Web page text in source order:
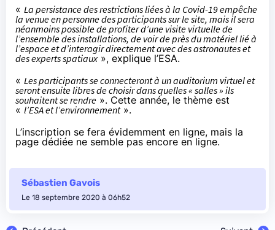
« La persistance des restrictions liées à la Covid-19 empêche
la venue en personne des participants sur le site, mais il sera
néanmoins possible de profiter d’une visite virtuelle de
l’ensemble des installations, de voir de près du matériel lié à
l’espace et d’interagir directement avec des astronautes et
des experts spatiaux», explique l’ESA.
« Les participants se connecteront à un auditorium virtuel et
seront ensuite libres de choisir dans quelles « salles » ils
souhaitent se rendre ». Cette année, le thème est
« l’ESA et l’environnement».
L’inscription se fera évidemment en ligne, mais la
page dédiée ne semble pas encore en ligne.
Sébastien Gavois
Le 18 septembre 2020 à 06h52